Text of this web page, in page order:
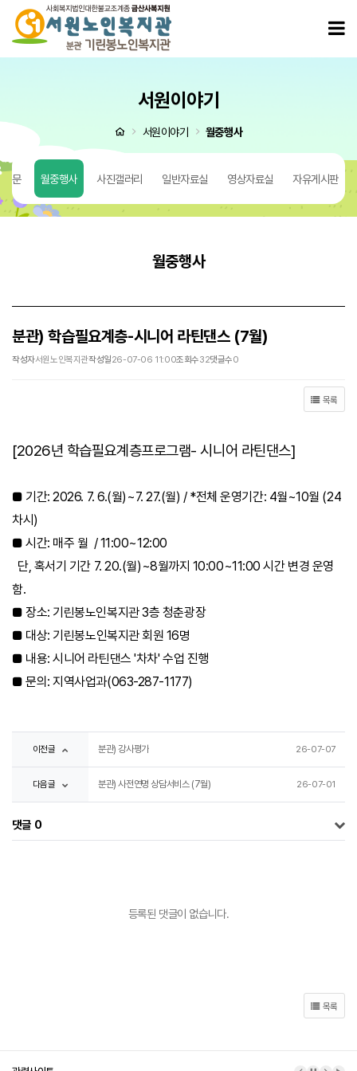
분관) 학습필요계층-시니어 라틴댄스 (7월) > 월중행사
서원이야기
처음으로서원이야기 월중행사
질문 월중행사 사진갤러리 일반자료실 영상자료실 자유게시판
월중행사
분관) 학습필요계층-시니어 라틴댄스 (7월)
작성자서원노인복지관작성일26-07-06 11:00조회수32댓글수0
목록
[2026년 학습필요계층프로그램- 시니어 라틴댄스]
■ 기간: 2026. 7. 6.(월)~7. 27.(월) / *전체 운영기간: 4월~10월 (24
차시)
■ 시간: 매주 월 / 11:00~12:00
단, 혹서기 기간 7. 20.(월)~8월까지 10:00~11:00 시간 변경 운영
함.
■ 장소: 기린봉노인복지관 3층 청춘광장
■ 대상: 기린봉노인복지관 회원 16명
■ 내용: 시니어 라틴댄스 '차차' 수업 진행
■ 문의: 지역사업과(063-287-1177)
이전글 분관) 강사평가 26-07-07
다음글 분관) 사전연명 상담서비스 (7월) 26-07-01
댓글 0
등록된 댓글이 없습니다.
목록